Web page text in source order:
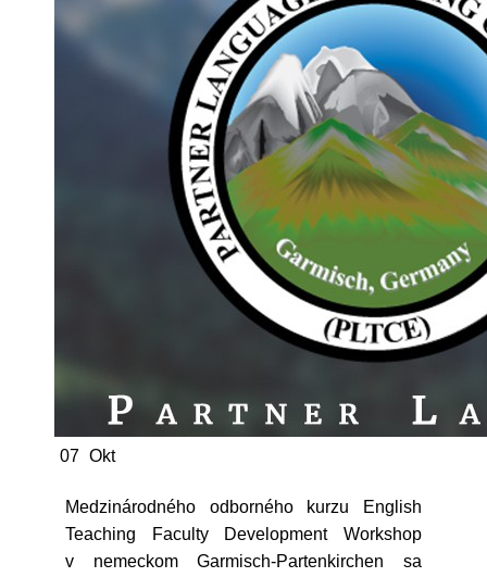
07 Okt
Medzinárodného odborného kurzu English
Teaching Faculty Development Workshop
v nemeckom Garmisch-Partenkirchen sa